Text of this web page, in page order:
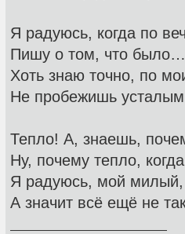
Я радуюсь, когда по
Пишу о том, что
Хоть знаю точно, по
Не пробежишь
Тепло! А, знаешь,
Ну, почему тепло,
Я радуюсь, мой милый,
А значит всё ещё не